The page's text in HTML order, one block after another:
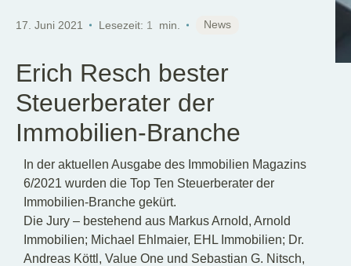
17. Juni 2021 Lesezeit: 1 min. News
Erich Resch bester
Steuerberater der
Immobilien-Branche
In der aktuellen Ausgabe des Immobilien Magazins
6/2021 wurden die Top Ten Steuerberater der
Immobilien-Branche gekürt.
Die Jury – bestehend aus Markus Arnold, Arnold
Immobilien; Michael Ehlmaier, EHL Immobilien; Dr.
Andreas Köttl, Value One und Sebastian G. Nitsch,